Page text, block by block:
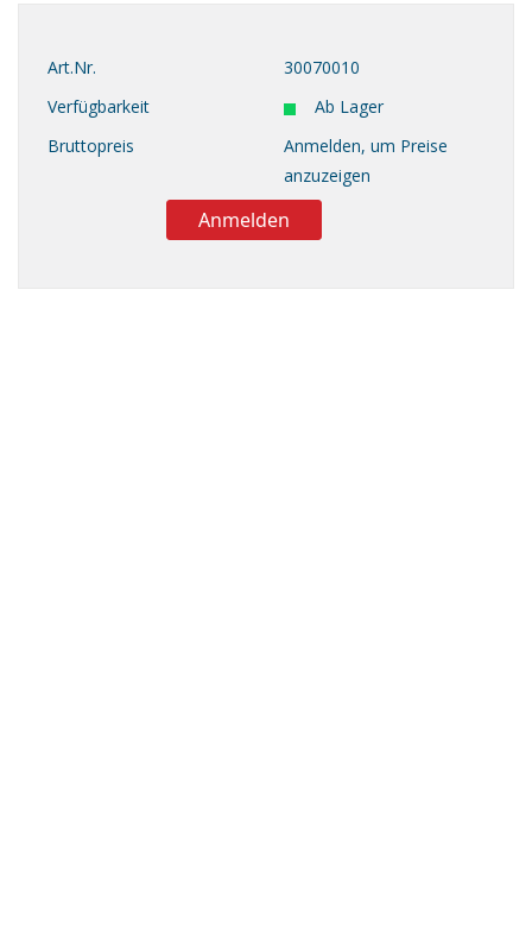
Art.Nr.
30070010
Verfügbarkeit
Ab Lager
Bruttopreis
Anmelden, um Preise
anzuzeigen
Anmelden